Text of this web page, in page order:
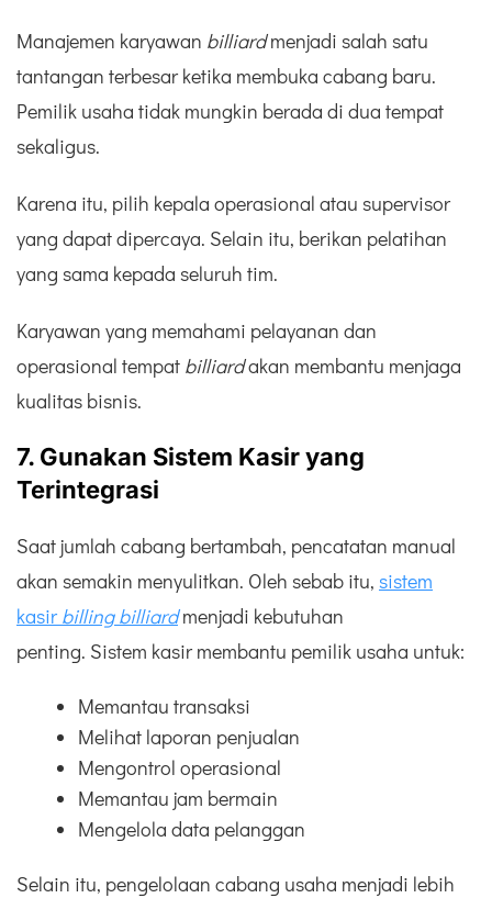
Manajemen karyawan billiardmenjadi salah satu
tantangan terbesar ketika membuka cabang baru.
Pemilik usaha tidak mungkin berada di dua tempat
sekaligus.
Karena itu, pilih kepala operasional atau supervisor
yang dapat dipercaya. Selain itu, berikan pelatihan
yang sama kepada seluruh tim.
Karyawan yang memahami pelayanan dan
operasional tempat billiardakan membantu menjaga
kualitas bisnis.
7. Gunakan Sistem Kasir yang
Terintegrasi
Saat jumlah cabang bertambah, pencatatan manual
akan semakin menyulitkan. Oleh sebab itu, sistem
kasir billing billiardmenjadi kebutuhan
penting. Sistem kasir membantu pemilik usaha untuk:
Memantau transaksi
Melihat laporan penjualan
Mengontrol operasional
Memantau jam bermain
Mengelola data pelanggan
Selain itu, pengelolaan cabang usaha menjadi lebih